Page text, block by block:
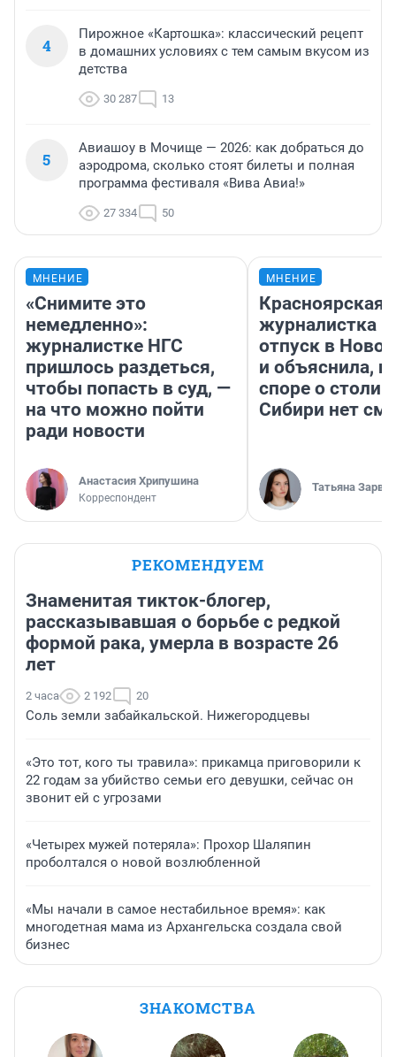
4
Пирожное «Картошка»: классический рецепт
в домашних условиях с тем самым вкусом из
детства
30 287 13
5
Авиашоу в Мочище — 2026: как добраться до
аэродрома, сколько стоят билеты и полная
программа фестиваля «Вива Авиа!»
27 334 50
МНЕНИЕ
«Снимите это
немедленно»:
журналистке НГС
пришлось раздеться,
чтобы попасть в суд, —
на что можно пойти
ради новости
Анастасия Хрипушина
Корреспондент
МНЕНИЕ
Красноярская
журналистка
отпуск в
и объяснила,
споре о
Сибири нет
Татьяна Зарва
РЕКОМЕНДУЕМ
Знаменитая тикток-блогер,
рассказывавшая о борьбе с редкой
формой рака, умерла в возрасте 26
лет
2 часа 2 192 20
Соль земли забайкальской. Нижегородцевы
«Это тот, кого ты травила»: прикамца приговорили к
22 годам за убийство семьи его девушки, сейчас он
звонит ей с угрозами
«Четырех мужей потеряла»: Прохор Шаляпин
проболтался о новой возлюбленной
«Мы начали в самое нестабильное время»: как
многодетная мама из Архангельска создала свой
бизнес
ЗНАКОМСТВА